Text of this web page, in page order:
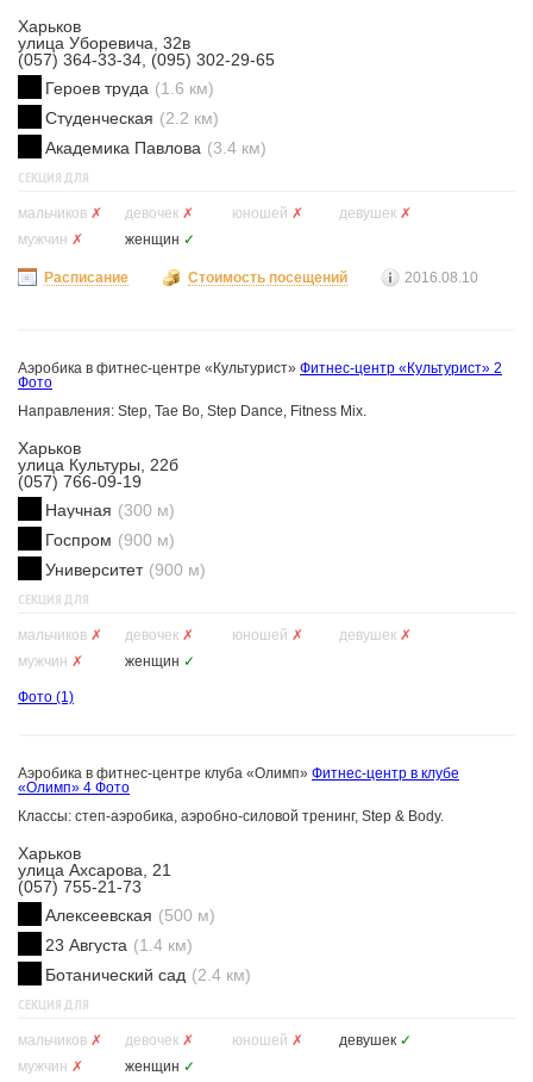
Харьков
улица Уборевича, 32в
(057) 364-33-34, (095) 302-29-65
Героев труда (1.6 км)
Студенческая (2.2 км)
Академика Павлова (3.4 км)
СЕКЦИЯ ДЛЯ
мальчиков ✗ девочек ✗ юношей ✗ девушек ✗
мужчин ✗ женщин ✓
Расписание Стоимость посещений 2016.08.10
Аэробика в фитнес-центре «Культурист» Фитнес-центр «Культурист» 2
Фото
Направления: Step, Tae Bo, Step Dance, Fitness Mix.
Харьков
улица Культуры, 22б
(057) 766-09-19
Научная (300 м)
Госпром (900 м)
Университет (900 м)
СЕКЦИЯ ДЛЯ
мальчиков ✗ девочек ✗ юношей ✗ девушек ✗
мужчин ✗ женщин ✓
Фото (1)
Аэробика в фитнес-центре клуба «Олимп» Фитнес-центр в клубе
«Олимп» 4 Фото
Классы: степ-аэробика, аэробно-силовой тренинг, Step & Body.
Харьков
улица Ахсарова, 21
(057) 755-21-73
Алексеевская (500 м)
23 Августа (1.4 км)
Ботанический сад (2.4 км)
СЕКЦИЯ ДЛЯ
мальчиков ✗ девочек ✗ юношей ✗ девушек ✓
мужчин ✗ женщин ✓